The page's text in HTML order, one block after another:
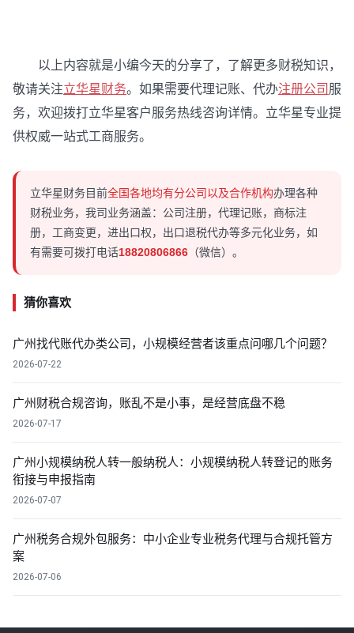
以上内容就是小编今天的分享了，了解更多财税知识，
敬请关注立华星财务。如果需要代理记账、代办注册公司 服
务，欢迎拨打立华星客户服务热线咨询详情。立华星专业提
供权威一站式工商服务。
立华星财务目前全国各地均有分公司以及合作机构办理各种
财税业务，我司业务涵盖：公司注册，代理记账，商标注
册，工商变更，进出口权，出口退税代办等多元化业务，如
有需要可拨打电话18820806866 （微信）。
猜你喜欢
广州找代账代办类公司，小规模经营者该重点问哪几个问题？
2026-07-22
广州财税合规咨询，账乱不是小事，是经营底盘不稳
2026-07-17
广州小规模纳税人转一般纳税人：小规模纳税人转登记的账务
衔接与申报指南
2026-07-07
广州税务合规外包服务：中小企业专业税务代理与合规托管方
案
2026-07-06